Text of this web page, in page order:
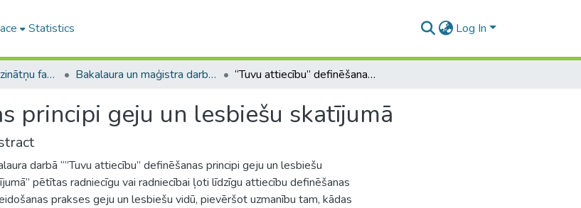
Statistics Log In
A -- Humanitāro zinātņu fakultāte / Faculty of Humanities Bakalaura un maģistra darbi (HZF) / Bachelor's and Master's theses “Tuvu attiecību” definēšanas principi geju un lesbiešu skatījumā
principi geju un lesbiešu skatījumā
darbā “”Tuvu attiecību” definēšanas principi geju un lesbiešu
pētītas radniecīgu vai radniecībai ļoti līdzīgu attiecību definēšanas
prakses geju un lesbiešu vidū, pievēršot uzmanību tam, kādas